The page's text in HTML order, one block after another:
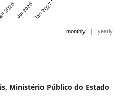
2026Jul 2026Jan 2027
monthly | yearly
Ministério Público do Estado